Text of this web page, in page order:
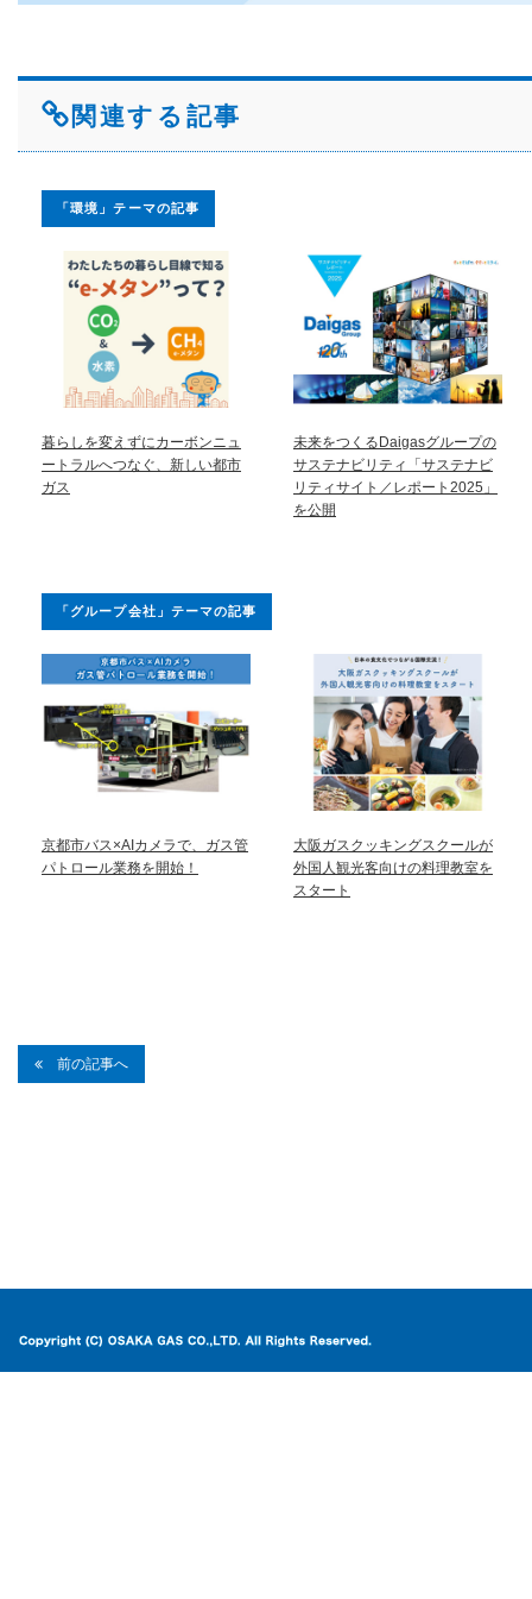
関連する記事
「環境」テーマの記事
暮らしを変えずにカーボンニュ
ートラルへつなぐ、新しい都市
ガス
未来をつくるDaigasグループの
サステナビリティ「サステナビ
リティサイト／レポート2025」
を公開
「グループ会社」テーマの記事
京都市バス×AIカメラで、ガス管
パトロール業務を開始！
大阪ガスクッキングスクールが
外国人観光客向けの料理教室を
スタート
前の記事へ